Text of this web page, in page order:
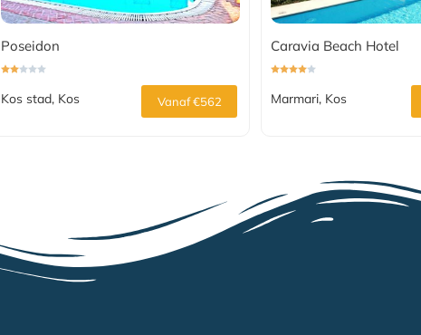
Poseidon
Kos stad, Kos Vanaf €562
Caravia Beach Hotel
Marmari, Kos